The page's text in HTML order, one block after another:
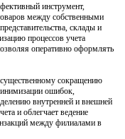
инструмент,
между собственными
склады и
процессов учета
оперативно оформлять
сокращению
ошибок,
внутренней и внешней
и облегчает ведение
между филиалами в